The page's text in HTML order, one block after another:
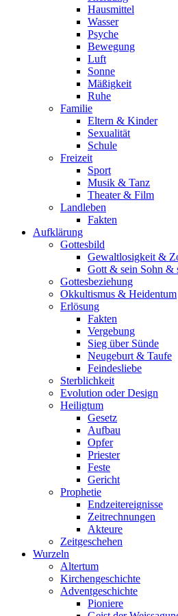
Hausmittel
Wasser
Psyche
Bewegung
Luft
Sonne
Mäßigkeit
Ruhe
Familie
Eltern & Kinder
Sexualität
Schule
Freizeit
Sport
Musik & Tanz
Theater & Film
Landleben
Fakten
Aufklärung
Gottesbild
Gewaltlosigkeit &
Gott & sein Sohn &
Gottesbeziehung
Okkultismus & Heidentum
Erlösung
Fakten
Vergebung
Sieg über Sünde
Neugeburt & Taufe
Feindesliebe
Sterblichkeit
Evolution oder Design
Heiligtum
Gesetz
Aufbau
Opfer
Priester
Feste
Gericht
Prophetie
Endzeitereignisse
Zeitrechnungen
Akteure
Zeitgeschehen
Wurzeln
Altertum
Kirchengeschichte
Adventgeschichte
Pioniere